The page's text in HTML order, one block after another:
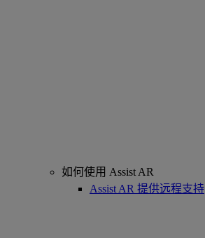
如何使用 Assist AR
Assist AR 提供远程支持